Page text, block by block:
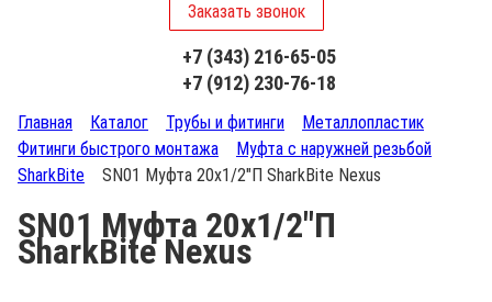
у
Заказать звонок
+7 (343) 216-65-05
+7 (912) 230-76-18
Главная Каталог Трубы и фитинги
Металлопластик
Фитинги быстрого монтажа
Муфта с наружней резьбой
SharkBite
SN01 Муфта 20х1/2"П SharkBite Nexus
SN01 Муфта 20х1/2"П
SharkBite Nexus